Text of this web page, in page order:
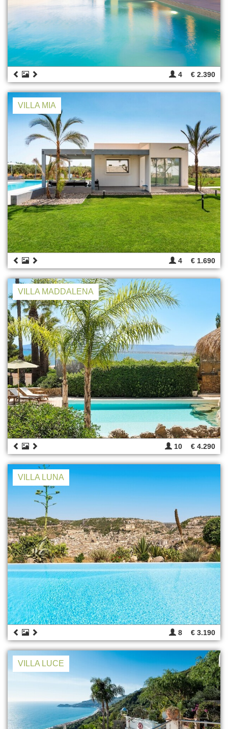
4 € 2.390
VILLA MIA
4 € 1.690
VILLA MADDALENA
10 € 4.290
VILLA LUNA
8 € 3.190
VILLA LUCE